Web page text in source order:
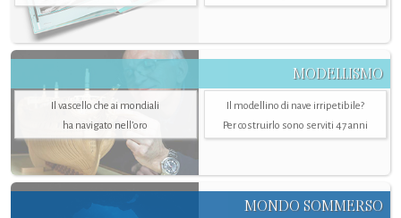
MODELLISMO
Il vascello che ai mondiali
ha navigato nell’oro
Il modellino di nave irripetibile?
Per costruirlo sono serviti 47 anni
MONDO SOMMERSO